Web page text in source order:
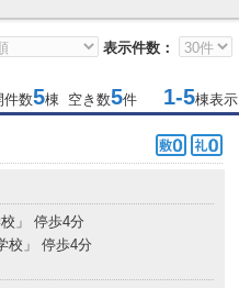
表示件数：
件数5棟 空き数5件 1-5棟表示
」 停歩4分
校」 停歩4分